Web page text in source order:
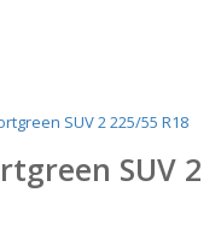
SUV 2225/55 R18
SUV 2